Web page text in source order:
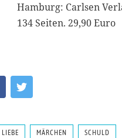
Hamburg: Carlsen
134 Seiten. 29,90 Euro
LIEBE MÄRCHEN SCHULD